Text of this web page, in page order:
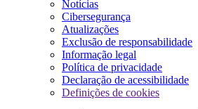
Notícias
Cibersegurança
Atualizações
Exclusão de responsabilidade
Informação legal
Política de privacidade
Declaração de acessibilidade
Definições de cookies